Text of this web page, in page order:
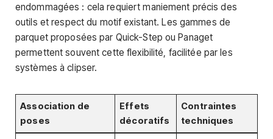
endommagées : cela requiert maniement précis des
outils et respect du motif existant. Les gammes de
parquet proposées par Quick-Step ou Panaget
permettent souvent cette flexibilité, facilitée par les
systèmes à clipser.
Association de
poses
Effets
décoratifs
Contraintes
techniques